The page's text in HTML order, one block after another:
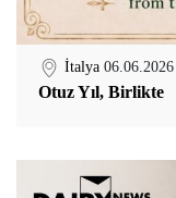
İtalya 06.06.2026
Otuz Yıl, Birlikte